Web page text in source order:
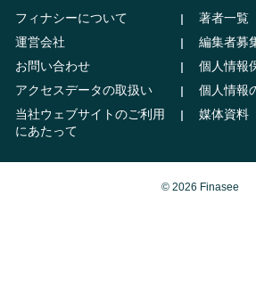
フィナシーについて
著者一覧
運営会社
編集者募
お問い合わせ
個人情報
アクセスデータの取扱い
個人情報
当社ウェブサイトのご利用
にあたって
媒体資料
© 2026 Finasee